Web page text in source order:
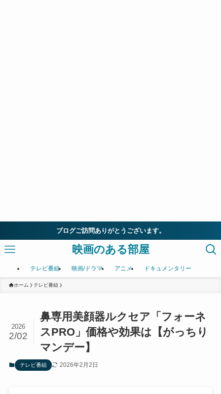
ブログご訪問ありがとうございます。
映画のある部屋
テレビ番組 映画/ドラマ アニメ ドキュメンタリー
ホーム テレビ番組
鼻専用美顔器ルクセア「フォーネ
スPRO」価格や効果は【がっちり
マンデー】
2026
2/02
テレビ番組 2026年2月2日